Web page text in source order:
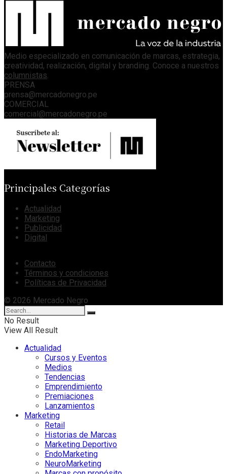
Medio especializado en comunicación de marcas, estrategia,
creatividad, realización, digital y branding. Conoce a nuestros
columnistas
PRENSA
prensa@mercadonegro.pe
COMERCIAL
comercial@mercadonegro.pe
Principales Categorías
Actualidad
Marketing
Publicidad
Digital
Contacto
Términos y condiciones
Políticas de Privacidad
© 2026 Mercado Negro
No Result
View All Result
Actualidad
Cursos y Eventos
Medios
Tendencias
Emprendimiento
Premiaciones
Lanzamientos
Marketing
Retail
Historias de Marcas
Marketing Deportivo
EndoMarketing
NeuroMarketing